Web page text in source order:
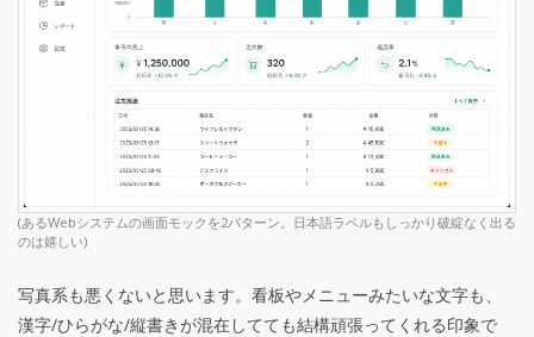
(あるWebシステムの画面モックを2パターン。日本語ラベルもしっかり破綻なく出る
のは嬉しい)
写真系も悪くないと思います。看板やメニューみたいな文字も、
漢字/ひらがな/縦書きが混在してても結構頑張ってくれる印象で